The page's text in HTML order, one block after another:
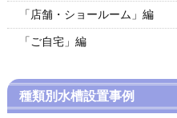
「店舗・ショールーム」編
「ご自宅」編
種類別水槽設置事例